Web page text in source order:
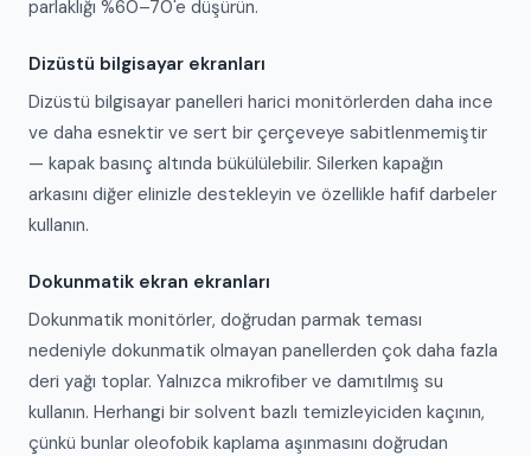
parlaklığı %60–70'e düşürün.
Dizüstü bilgisayar ekranları
Dizüstü bilgisayar panelleri harici monitörlerden daha ince
ve daha esnektir ve sert bir çerçeveye sabitlenmemiştir
— kapak basınç altında bükülülebilir. Silerken kapağın
arkasını diğer elinizle destekleyin ve özellikle hafif darbeler
kullanın.
Dokunmatik ekran ekranları
Dokunmatik monitörler, doğrudan parmak teması
nedeniyle dokunmatik olmayan panellerden çok daha fazla
deri yağı toplar. Yalnızca mikrofiber ve damıtılmış su
kullanın. Herhangi bir solvent bazlı temizleyiciden kaçının,
çünkü bunlar oleofobik kaplama aşınmasını doğrudan